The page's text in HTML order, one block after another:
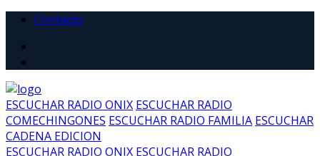
Contacto
ESCUCHAR RADIO ONIX ESCUCHAR RADIO
COMECHINGONES ESCUCHAR RADIO FAMILIA ESCUCHAR
CADENA EDICION
ESCUCHAR RADIO ONIX ESCUCHAR RADIO